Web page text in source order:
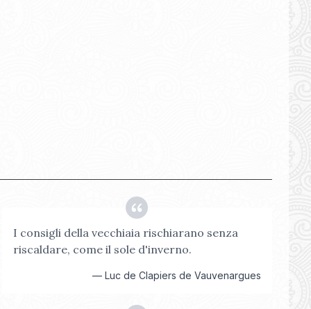
I consigli della vecchiaia rischiarano senza
riscaldare, come il sole d'inverno.
— Luc de Clapiers de Vauvenargues